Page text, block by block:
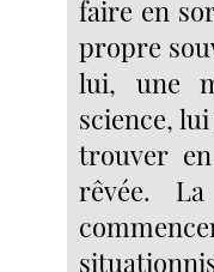
faire en
propre
lui, une
science,
trouver
rêvée.